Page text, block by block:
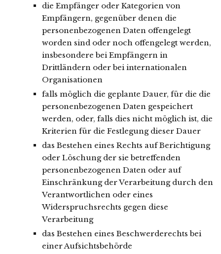
die Empfänger oder Kategorien von
Empfängern, gegenüber denen die
personenbezogenen Daten offengelegt
worden sind oder noch offengelegt werden,
insbesondere bei Empfängern in
Drittländern oder bei internationalen
Organisationen
falls möglich die geplante Dauer, für die die
personenbezogenen Daten gespeichert
werden, oder, falls dies nicht möglich ist, die
Kriterien für die Festlegung dieser Dauer
das Bestehen eines Rechts auf Berichtigung
oder Löschung der sie betreffenden
personenbezogenen Daten oder auf
Einschränkung der Verarbeitung durch den
Verantwortlichen oder eines
Widerspruchsrechts gegen diese
Verarbeitung
das Bestehen eines Beschwerderechts bei
einer Aufsichtsbehörde